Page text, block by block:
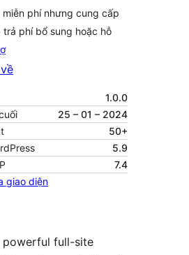
miễn phí nhưng cung cấp
phí bổ sung hoặc hỗ
1.0.0
25 – 01 – 2024
50+
5.9
7.4
giao diện
powerful full-site